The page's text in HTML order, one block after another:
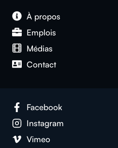
À propos
Emplois
Médias
Contact
Facebook
Instagram
Vimeo